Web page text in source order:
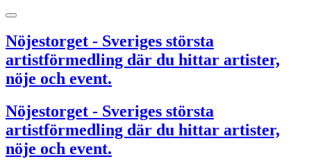
Nöjestorget - Sveriges största
artistförmedling där du hittar artister,
nöje och event.
Nöjestorget - Sveriges största
artistförmedling där du hittar artister,
nöje och event.